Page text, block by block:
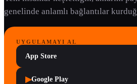
genelinde anlamlı bağlantılar
UYGULAMAYI AL
App Store
▶Google Play